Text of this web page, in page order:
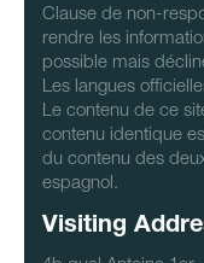
Clause de non-
rendre les
possible mais
Les langues
Le contenu de ce
contenu identique
du contenu des
espagnol.
Visiting